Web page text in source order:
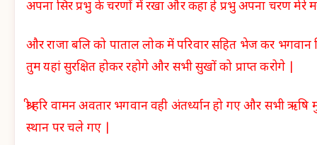
अपना सिर प्रभु के चरणों में रखा और कहा हे प्रभु अपना चरण मेरे
और राजा बलि को पाताल लोक में परिवार सहित भेज कर भगवान
तुम यहां सुरक्षित होकर रहोगे और सभी सुखों को प्राप्त करोगे |
श्री हरि वामन अवतार भगवान वही अंतर्ध्यान हो गए और सभी
स्थान पर चले गए |